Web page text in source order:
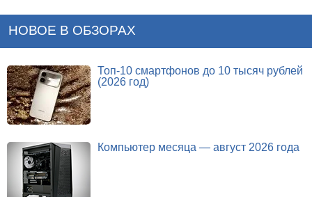
НОВОЕ В ОБЗОРАХ
Топ-10 смартфонов до 10 тысяч рублей
(2026 год)
Компьютер месяца — август 2026 года